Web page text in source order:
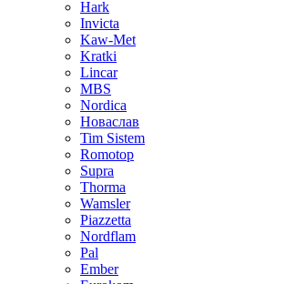
Hark
Invicta
Kaw-Met
Kratki
Lincar
MBS
Nordica
Новаслав
Tim Sistem
Romotop
Supra
Thorma
Wamsler
Piazzetta
Nordflam
Pal
Ember